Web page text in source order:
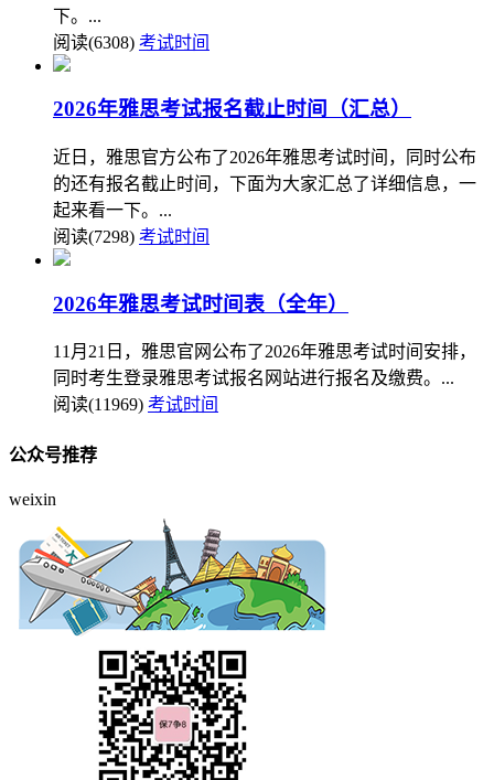
下。...
阅读(6308) 考试时间
2026年雅思考试报名截止时间（汇总）
近日，雅思官方公布了2026年雅思考试时间，同时公布
的还有报名截止时间，下面为大家汇总了详细信息，一
起来看一下。...
阅读(7298) 考试时间
2026年雅思考试时间表（全年）
11月21日，雅思官网公布了2026年雅思考试时间安排，
同时考生登录雅思考试报名网站进行报名及缴费。...
阅读(11969) 考试时间
公众号推荐
weixin